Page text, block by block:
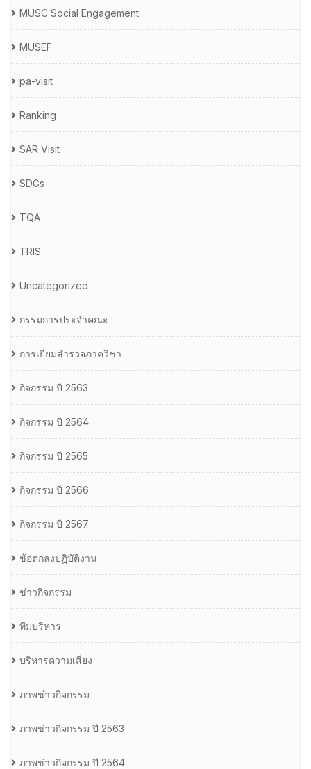
MUSC Social Engagement
MUSEF
pa-visit
Ranking
SAR Visit
SDGs
TQA
TRIS
Uncategorized
กรรมการประจำคณะ
การเยี่ยมสำรวจภาควิชา
กิจกรรม ปี 2563
กิจกรรม ปี 2564
กิจกรรม ปี 2565
กิจกรรม ปี 2566
กิจกรรม ปี 2567
ข้อตกลงปฏิบัติงาน
ข่าวกิจกรรม
ทีมบริหาร
บริหารความเสี่ยง
ภาพข่าวกิจกรรม
ภาพข่าวกิจกรรม ปี 2563
ภาพข่าวกิจกรรม ปี 2564